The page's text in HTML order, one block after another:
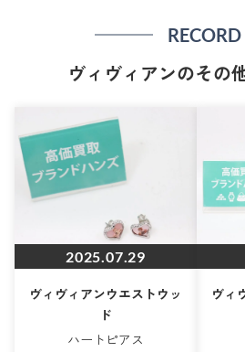
RECORD
ヴィヴィアンのその
2025.07.29
ヴィヴィアンウエストウッ
ド
ハートピアス
ヴィ